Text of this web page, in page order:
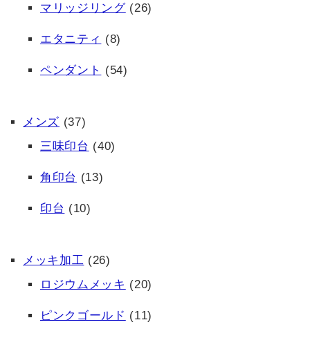
マリッジリング(26)
エタニティ (8)
ペンダント (54)
メンズ (37)
三味印台 (40)
角印台 (13)
印台 (10)
メッキ加工 (26)
ロジウムメッキ (20)
ピンクゴールド (11)